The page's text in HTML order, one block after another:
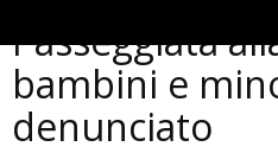
Passeggiata
bambini e
denunciato